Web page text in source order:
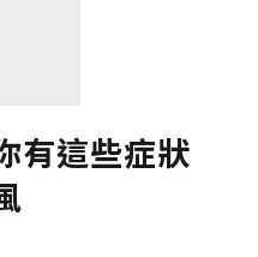
有這些症狀